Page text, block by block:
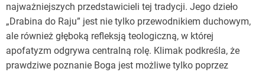
najważniejszych przedstawicieli tej tradycji. Jego dzieło
„Drabina do Raju” jest nie tylko przewodnikiem duchowym,
ale również głęboką refleksją teologiczną, w której
apofatyzm odgrywa centralną rolę. Klimak podkreśla, że
prawdziwe poznanie Boga jest możliwe tylko poprzez